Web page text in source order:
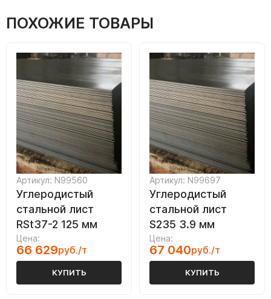
ПОХОЖИЕ ТОВАРЫ
Артикул: N99560
Углеродистый
стальной лист
RSt37-2 125 мм
Цена:
66 629руб./т
КУПИТЬ
Артикул: N99697
Углеродистый
стальной лист
S235 3.9 мм
Цена:
67 040руб./т
КУПИТЬ